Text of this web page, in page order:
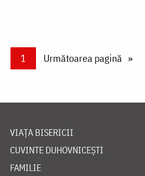
PaginareCurrent page
1 Next page
Următoarea pagină
VIAȚA BISERICII
CUVINTE DUHOVNICEȘTI
FAMILIE